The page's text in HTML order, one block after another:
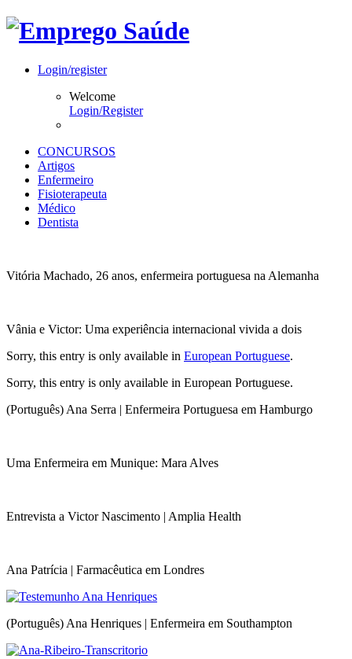
Login/register
Welcome
Login/Register
CONCURSOS
Artigos
Enfermeiro
Fisioterapeuta
Médico
Dentista
Vitória Machado, 26 anos, enfermeira portuguesa na Alemanha
Vânia e Victor: Uma experiência internacional vivida a dois
Sorry, this entry is only available in European Portuguese.
Sorry, this entry is only available in European Portuguese.
(Português) Ana Serra | Enfermeira Portuguesa em Hamburgo
Uma Enfermeira em Munique: Mara Alves
Entrevista a Victor Nascimento | Amplia Health
Ana Patrícia | Farmacêutica em Londres
(Português) Ana Henriques | Enfermeira em Southampton